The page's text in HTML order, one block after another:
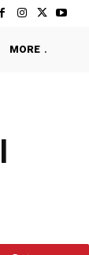
MORE